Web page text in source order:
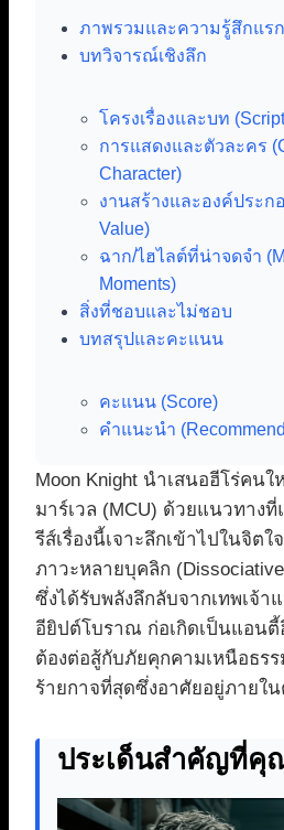
ภาพรวมและความรู้สึกแรก
บทวิจารณ์เชิงลึก
โครงเรื่องและบท
การแสดงและตัวละคร
Character)
งานสร้างและองค์ประก
Value)
ฉาก/ไฮไลต์ที่น่าจดจำ
Moments)
สิ่งที่ชอบและไม่ชอบ
บทสรุปและคะแนน
คะแนน (Score)
คำแนะนำ
Moon Knight นำเสนอฮีโร่คน
มาร์เวล (MCU) ด้วยแนวทาง
รีส์เรื่องนี้เจาะลึกเข้าไปในจิต
ภาวะหลายบุคลิก
ซึ่งได้รับพลังลึกลับจากเทพเจ้า
อียิปต์โบราณ ก่อเกิดเป็นแอน
ต้องต่อสู้กับภัยคุกคามเหนือธร
ร้ายกาจที่สุดซึ่งอาศัยอยู่ภายใน
ประเด็นสำคัญที่คุ